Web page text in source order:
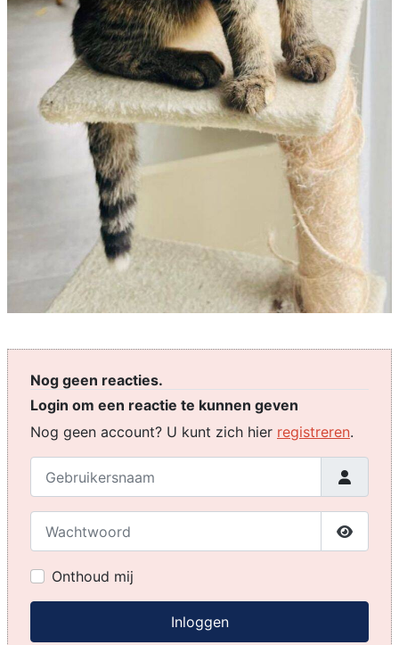
Nog geen reacties.
Login om een reactie te kunnen geven
Nog geen account? U kunt zich hier registreren.
Toon
Onthoud mij
Inloggen